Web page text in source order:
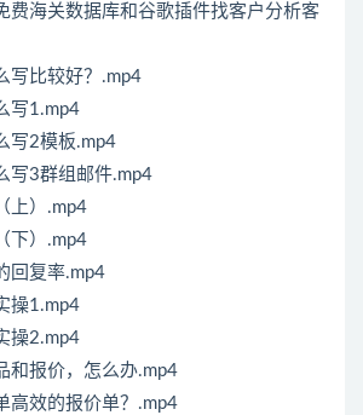
费海关数据库和谷歌插件找客户分析客
写比较好？.mp4
写1.mp4
写2模板.mp4
写3群组邮件.mp4
上）.mp4
下）.mp4
回复率.mp4
操1.mp4
操2.mp4
和报价，怎么办.mp4
高效的报价单？.mp4